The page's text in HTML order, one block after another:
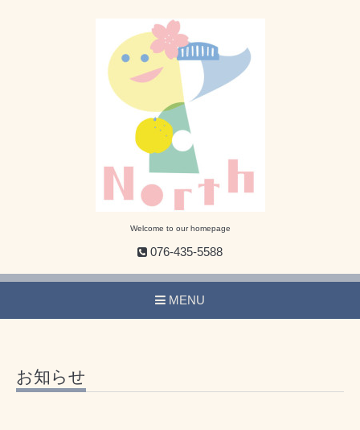
Welcome to our homepage
076-435-5588
MENU
お知らせ